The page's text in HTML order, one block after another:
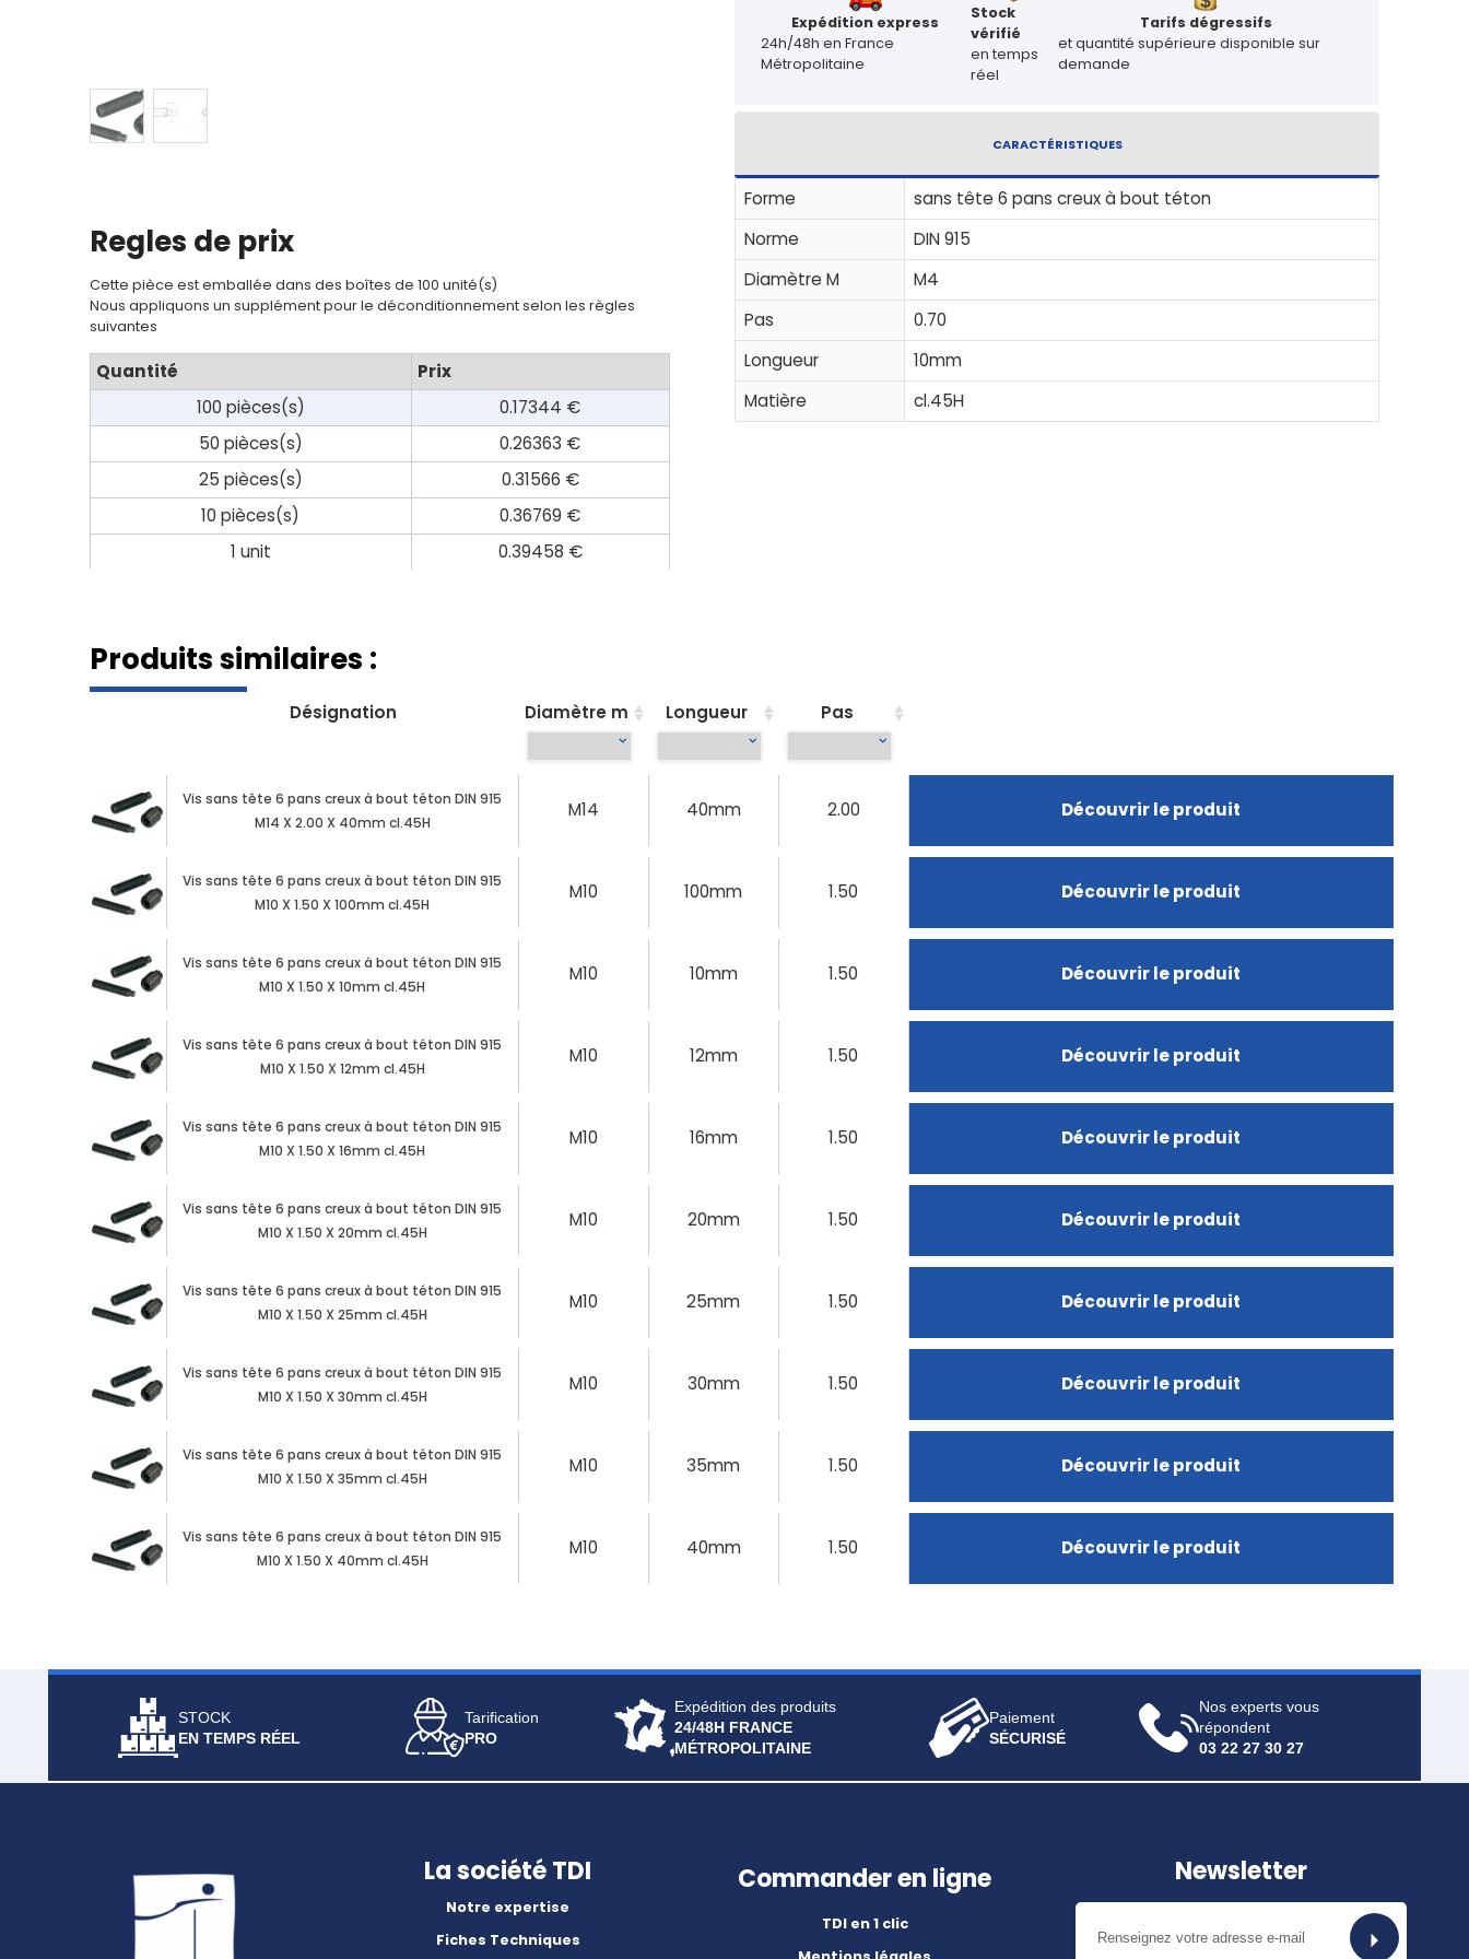
Regles de prix
Cette pièce est emballée dans des boîtes de 100 unité(s)
Nous appliquons un supplément pour le déconditionnement selon les règles
suivantes
Quantité
Prix
100 pièces(s)
0.17344 €
50 pièces(s)
0.26363 €
25 pièces(s)
0.31566 €
10 pièces(s)
0.36769 €
1 unit
0.39458 €
Expédition express
24h/48h en France
Métropolitaine
Stock
vérifié
en temps
réel
Tarifs dégressifs
et quantité supérieure disponible sur
demande
CARACTÉRISTIQUES
Forme
sans tête 6 pans creux à bout téton
Norme
DIN 915
Diamètre M
M4
Pas
0.70
Longueur
10mm
Matière
cl.45H
Produits similaires :
Désignation Diamètre m Longueur Pas
Vis sans tête 6 pans creux à bout téton DIN 915
M14 X 2.00 X 40mm cl.45H
M14 40mm 2.00 Découvrir le produit
Vis sans tête 6 pans creux à bout téton DIN 915
M10 X 1.50 X 100mm cl.45H
M10 100mm 1.50 Découvrir le produit
Vis sans tête 6 pans creux à bout téton DIN 915
M10 X 1.50 X 10mm cl.45H
M10 10mm 1.50 Découvrir le produit
Vis sans tête 6 pans creux à bout téton DIN 915
M10 X 1.50 X 12mm cl.45H
M10 12mm 1.50 Découvrir le produit
Vis sans tête 6 pans creux à bout téton DIN 915
M10 X 1.50 X 16mm cl.45H
M10 16mm 1.50 Découvrir le produit
Vis sans tête 6 pans creux à bout téton DIN 915
M10 X 1.50 X 20mm cl.45H
M10 20mm 1.50 Découvrir le produit
Vis sans tête 6 pans creux à bout téton DIN 915
M10 X 1.50 X 25mm cl.45H
M10 25mm 1.50 Découvrir le produit
Vis sans tête 6 pans creux à bout téton DIN 915
M10 X 1.50 X 30mm cl.45H
M10 30mm 1.50 Découvrir le produit
Vis sans tête 6 pans creux à bout téton DIN 915
M10 X 1.50 X 35mm cl.45H
M10 35mm 1.50 Découvrir le produit
Vis sans tête 6 pans creux à bout téton DIN 915
M10 X 1.50 X 40mm cl.45H
M10 40mm 1.50 Découvrir le produit
STOCK
EN TEMPS RÉEL
Tarification
PRO
Expédition des produits
24/48H FRANCE
MÉTROPOLITAINE
Paiement
SÉCURISÉ
Nos experts vous
répondent
03 22 27 30 27
La société TDI
Notre expertise
Fiches Techniques
Commander en ligne
TDI en 1 clic
Newsletter